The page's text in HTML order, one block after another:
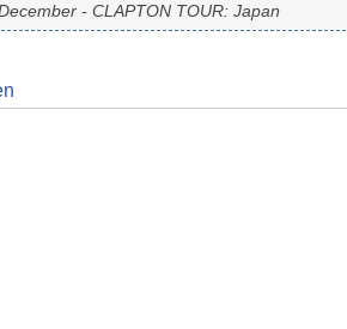
- CLAPTON TOUR: Japan